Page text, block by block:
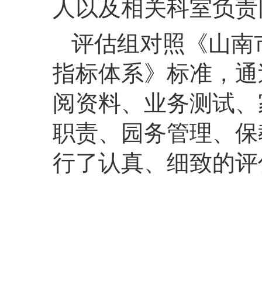
人以及相关科室负
评估组对照《山
指标体系》标准，
阅资料、业务测试
职责、园务管理、
行了认真、细致的